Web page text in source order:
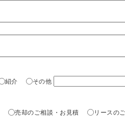
紹介 その他
売却のご相談・お見積
リースの